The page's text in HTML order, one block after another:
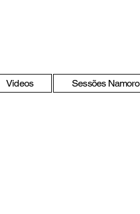
Videos Sessões Namoro